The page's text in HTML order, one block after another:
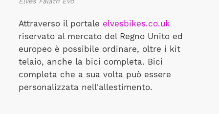
Attraverso il portale elvesbikes.co.uk
riservato al mercato del Regno Unito ed
europeo è possibile ordinare, oltre i kit
telaio, anche la bici completa. Bici
completa che a sua volta può essere
personalizzata nell'allestimento.